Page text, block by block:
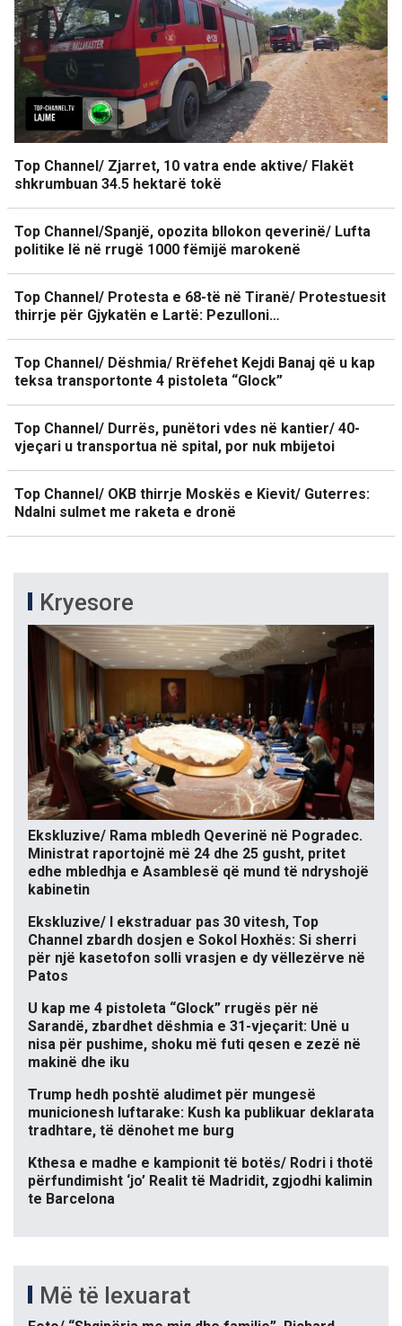
Top Channel/ Zjarret, 10 vatra ende aktive/ Flakët
shkrumbuan 34.5 hektarë tokë
Top Channel/Spanjë, opozita bllokon qeverinë/ Lufta
politike lë në rrugë 1000 fëmijë marokenë
Top Channel/ Protesta e 68-të në Tiranë/ Protestuesit
thirrje për Gjykatën e Lartë: Pezulloni…
Top Channel/ Dëshmia/ Rrëfehet Kejdi Banaj që u kap
teksa transportonte 4 pistoleta “Glock”
Top Channel/ Durrës, punëtori vdes në kantier/ 40-
vjeçari u transportua në spital, por nuk mbijetoi
Top Channel/ OKB thirrje Moskës e Kievit/ Guterres:
Ndalni sulmet me raketa e dronë
Kryesore
Ekskluzive/ Rama mbledh Qeverinë në Pogradec.
Ministrat raportojnë më 24 dhe 25 gusht, pritet
edhe mbledhja e Asamblesë që mund të ndryshojë
kabinetin
Ekskluzive/ I ekstraduar pas 30 vitesh, Top
Channel zbardh dosjen e Sokol Hoxhës: Si sherri
për një kasetofon solli vrasjen e dy vëllezërve në
Patos
U kap me 4 pistoleta “Glock” rrugës për në
Sarandë, zbardhet dëshmia e 31-vjeçarit: Unë u
nisa për pushime, shoku më futi qesen e zezë në
makinë dhe iku
Trump hedh poshtë aludimet për mungesë
municionesh luftarake: Kush ka publikuar deklarata
tradhtare, të dënohet me burg
Kthesa e madhe e kampionit të botës/ Rodri i thotë
përfundimisht ‘jo’ Realit të Madridit, zgjodhi kalimin
te Barcelona
Më të lexuarat